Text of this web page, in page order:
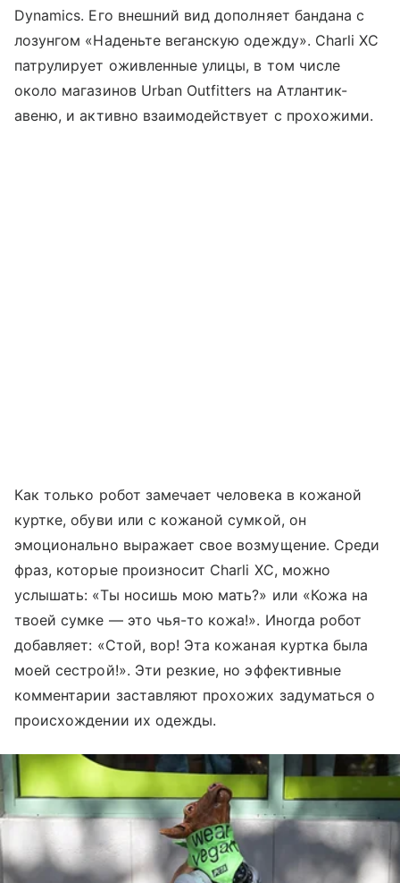
Dynamics. Его внешний вид дополняет бандана с
лозунгом «Наденьте веганскую одежду». Charli XC
патрулирует оживленные улицы, в том числе
около магазинов Urban Outfitters на Атлантик-
авеню, и активно взаимодействует с прохожими.
Как только робот замечает человека в кожаной
куртке, обуви или с кожаной сумкой, он
эмоционально выражает свое возмущение. Среди
фраз, которые произносит Charli XC, можно
услышать: «Ты носишь мою мать?» или «Кожа на
твоей сумке — это чья-то кожа!». Иногда робот
добавляет: «Стой, вор! Эта кожаная куртка была
моей сестрой!». Эти резкие, но эффективные
комментарии заставляют прохожих задуматься о
происхождении их одежды.